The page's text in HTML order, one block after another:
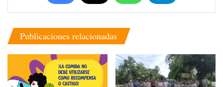
Publicaciones relacionadas